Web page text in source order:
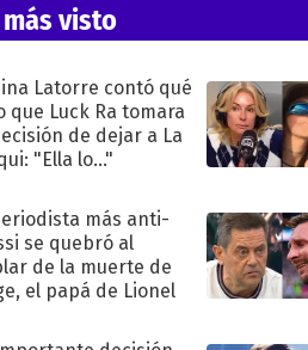
más visto
Latorre contó qué
que Luck Ra tomara
de dejar a La
"Ella lo..."
más anti-
se quebró al
de la muerte de
el papá de Lionel